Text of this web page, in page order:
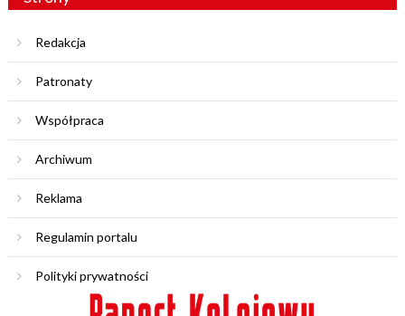
Redakcja
Patronaty
Współpraca
Archiwum
Reklama
Regulamin portalu
Polityki prywatności